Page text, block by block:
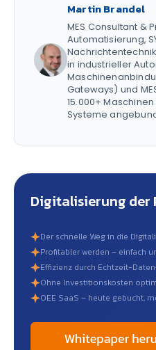
Martin Brandel
MES Consultant &
Automatisierung,
in industrieller
Gateways) und
15.000+ Maschinen
Systeme
Digitalisierung der
Der schnelle Weg in die
Profitabler werden – einfach
Effizienz durch Echtzeit-Daten
Ohne Investitionskosten
OEE SaaS – heute gebucht,